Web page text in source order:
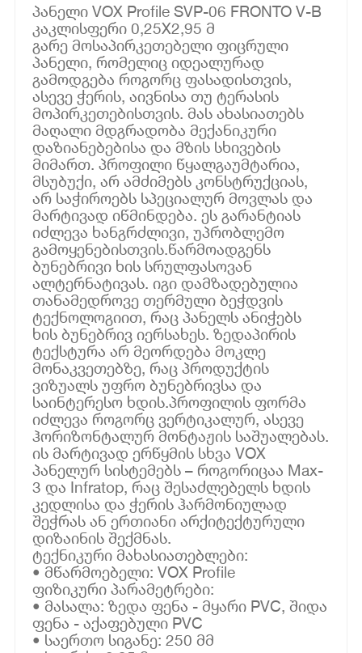
პანელი VOX Profile SVP-06 FRONTO V-B
კაკლისფერი 0,25X2,95 მ
გარე მოსაპირკეთებელი ფიცრული
პანელი, რომელიც იდეალურად
გამოდგება როგორც ფასადისთვის,
ასევე ჭერის, აივნისა თუ ტერასის
მოპირკეთებისთვის. მას ახასიათებს
მაღალი მდგრადობა მექანიკური
დაზიანებებისა და მზის სხივების
მიმართ. პროფილი წყალგაუმტარია,
მსუბუქი, არ ამძიმებს კონსტრუქციას,
არ საჭიროებს სპეციალურ მოვლას და
მარტივად იწმინდება. ეს გარანტიას
იძლევა ხანგრძლივი, უპრობლემო
გამოყენებისთვის.წარმოადგენს
ბუნებრივი ხის სრულფასოვან
ალტერნატივას. იგი დამზადებულია
თანამედროვე თერმული ბეჭდვის
ტექნოლოგიით, რაც პანელს ანიჭებს
ხის ბუნებრივ იერსახეს. ზედაპირის
ტექსტურა არ მეორდება მოკლე
მონაკვეთებზე, რაც პროდუქტის
ვიზუალს უფრო ბუნებრივსა და
საინტერესო ხდის.პროფილის ფორმა
იძლევა როგორც ვერტიკალურ, ასევე
ჰორიზონტალურ მონტაჟის საშუალებას.
ის მარტივად ერწყმის სხვა VOX
პანელურ სისტემებს – როგორიცაა Max-
3 და Infratop, რაც შესაძლებელს ხდის
კედლისა და ჭერის ჰარმონიულად
შეჭრას ან ერთიანი არქიტექტურული
დიზაინის შექმნას.
ტექნიკური მახასიათებლები:
• მწარმოებელი: VOX Profile
ფიზიკური პარამეტრები:
• მასალა: ზედა ფენა - მყარი PVC, შიდა
ფენა - აქაფებული PVC
• საერთო სიგანე: 250 მმ